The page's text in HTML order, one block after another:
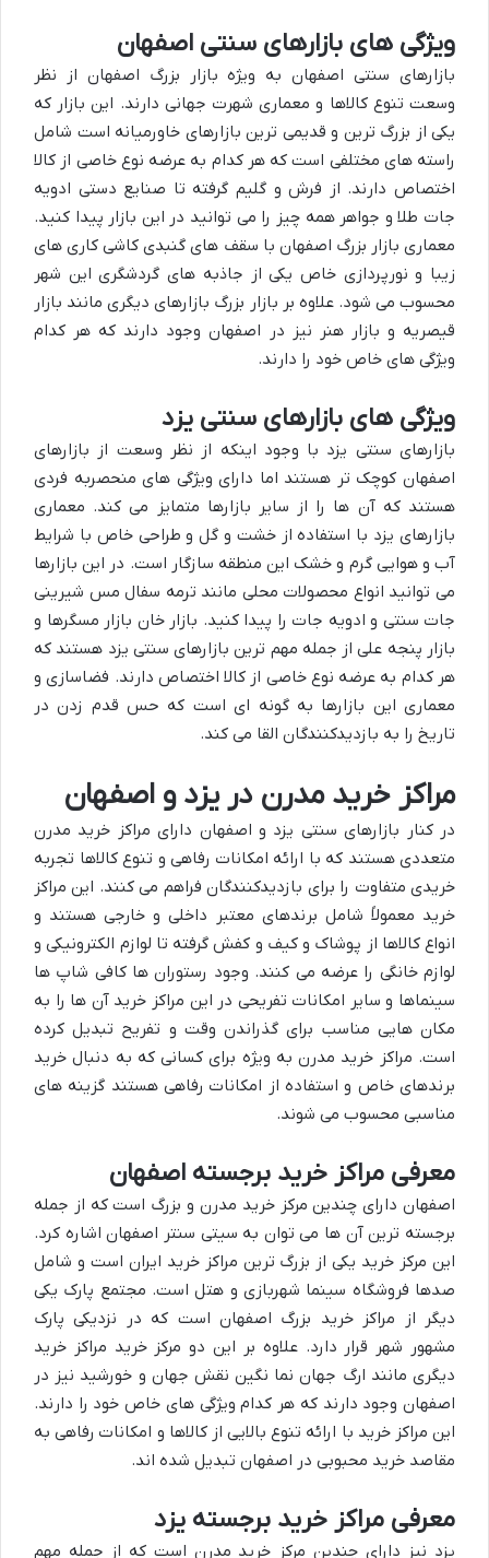
ویژگی های بازارهای سنتی اصفهان
بازارهای سنتی اصفهان به ویژه بازار بزرگ اصفهان از نظر
وسعت تنوع کالاها و معماری شهرت جهانی دارند. این بازار که
یکی از بزرگ ترین و قدیمی ترین بازارهای خاورمیانه است شامل
راسته های مختلفی است که هر کدام به عرضه نوع خاصی از کالا
اختصاص دارند. از فرش و گلیم گرفته تا صنایع دستی ادویه
جات طلا و جواهر همه چیز را می توانید در این بازار پیدا کنید.
معماری بازار بزرگ اصفهان با سقف های گنبدی کاشی کاری های
زیبا و نورپردازی خاص یکی از جاذبه های گردشگری این شهر
محسوب می شود. علاوه بر بازار بزرگ بازارهای دیگری مانند بازار
قیصریه و بازار هنر نیز در اصفهان وجود دارند که هر کدام
ویژگی های خاص خود را دارند.
ویژگی های بازارهای سنتی یزد
بازارهای سنتی یزد با وجود اینکه از نظر وسعت از بازارهای
اصفهان کوچک تر هستند اما دارای ویژگی های منحصربه فردی
هستند که آن ها را از سایر بازارها متمایز می کند. معماری
بازارهای یزد با استفاده از خشت و گل و طراحی خاص با شرایط
آب و هوایی گرم و خشک این منطقه سازگار است. در این بازارها
می توانید انواع محصولات محلی مانند ترمه سفال مس شیرینی
جات سنتی و ادویه جات را پیدا کنید. بازار خان بازار مسگرها و
بازار پنجه علی از جمله مهم ترین بازارهای سنتی یزد هستند که
هر کدام به عرضه نوع خاصی از کالا اختصاص دارند. فضاسازی و
معماری این بازارها به گونه ای است که حس قدم زدن در
تاریخ را به بازدیدکنندگان القا می کند.
مراکز خرید مدرن در یزد و اصفهان
در کنار بازارهای سنتی یزد و اصفهان دارای مراکز خرید مدرن
متعددی هستند که با ارائه امکانات رفاهی و تنوع کالاها تجربه
خریدی متفاوت را برای بازدیدکنندگان فراهم می کنند. این مراکز
خرید معمولاً شامل برندهای معتبر داخلی و خارجی هستند و
انواع کالاها از پوشاک و کیف و کفش گرفته تا لوازم الکترونیکی و
لوازم خانگی را عرضه می کنند. وجود رستوران ها کافی شاپ ها
سینماها و سایر امکانات تفریحی در این مراکز خرید آن ها را به
مکان هایی مناسب برای گذراندن وقت و تفریح تبدیل کرده
است. مراکز خرید مدرن به ویژه برای کسانی که به دنبال خرید
برندهای خاص و استفاده از امکانات رفاهی هستند گزینه های
مناسبی محسوب می شوند.
معرفی مراکز خرید برجسته اصفهان
اصفهان دارای چندین مرکز خرید مدرن و بزرگ است که از جمله
برجسته ترین آن ها می توان به سیتی سنتر اصفهان اشاره کرد.
این مرکز خرید یکی از بزرگ ترین مراکز خرید ایران است و شامل
صدها فروشگاه سینما شهربازی و هتل است. مجتمع پارک یکی
دیگر از مراکز خرید بزرگ اصفهان است که در نزدیکی پارک
مشهور شهر قرار دارد. علاوه بر این دو مرکز خرید مراکز خرید
دیگری مانند ارگ جهان نما نگین نقش جهان و خورشید نیز در
اصفهان وجود دارند که هر کدام ویژگی های خاص خود را دارند.
این مراکز خرید با ارائه تنوع بالایی از کالاها و امکانات رفاهی به
مقاصد خرید محبوبی در اصفهان تبدیل شده اند.
معرفی مراکز خرید برجسته یزد
یزد نیز دارای چندین مرکز خرید مدرن است که از جمله مهم